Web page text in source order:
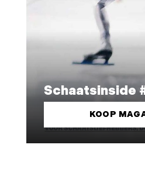
Schaatsinside
KOOP